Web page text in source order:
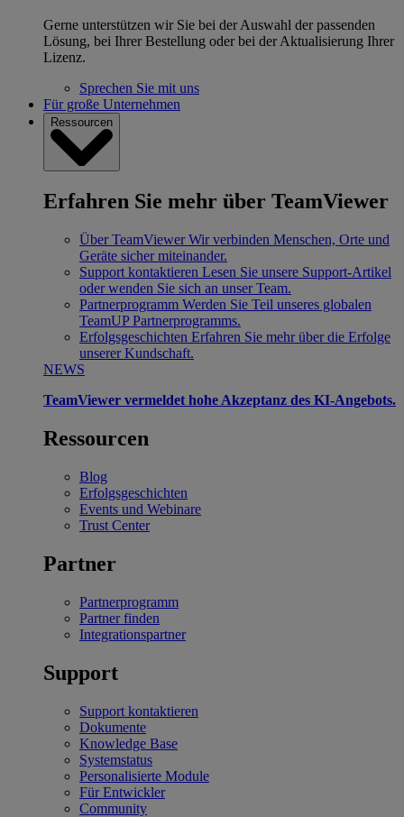
Gerne unterstützen wir Sie bei der Auswahl der passenden
Lösung, bei Ihrer Bestellung oder bei der Aktualisierung Ihrer
Lizenz.
Sprechen Sie mit uns
Für große Unternehmen
Ressourcen
Erfahren Sie mehr über TeamViewer
Über TeamViewer Wir verbinden Menschen, Orte und
Geräte sicher miteinander.
Support kontaktieren Lesen Sie unsere Support-Artikel
oder wenden Sie sich an unser Team.
Partnerprogramm Werden Sie Teil unseres globalen
TeamUP Partnerprogramms.
Erfolgsgeschichten Erfahren Sie mehr über die Erfolge
unserer Kundschaft.
NEWS
TeamViewer vermeldet hohe Akzeptanz des KI-Angebots.
Ressourcen
Blog
Erfolgsgeschichten
Events und Webinare
Trust Center
Partner
Partnerprogramm
Partner finden
Integrationspartner
Support
Support kontaktieren
Dokumente
Knowledge Base
Systemstatus
Personalisierte Module
Für Entwickler
Community